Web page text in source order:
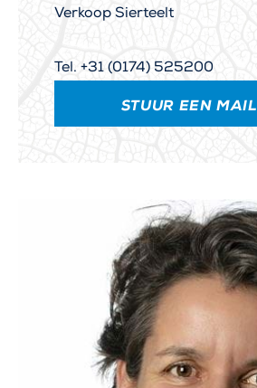
Verkoop Sierteelt
Tel. +31 (0174) 525200
STUUR EEN MAIL